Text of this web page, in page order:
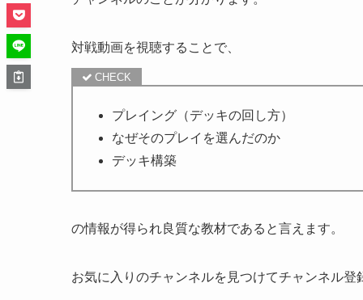
対戦動画を視聴することで、
プレイング（デッキの回し方）
なぜそのプレイを選んだのか
デッキ構築
の情報が得られ良質な教材であると言えます。
お気に入りのチャンネルを見つけてチャンネル登